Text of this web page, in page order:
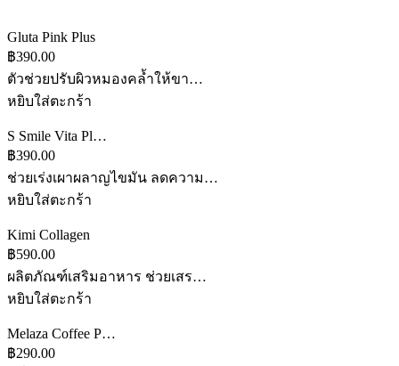
Gluta Pink Plus
฿390.00
ตัวช่วยปรับผิวหมองคล้ำให้ขา…
หยิบใส่ตะกร้า
S Smile Vita Pl…
฿390.00
ช่วยเร่งเผาผลาญไขมัน ลดความ…
หยิบใส่ตะกร้า
Kimi Collagen
฿590.00
ผลิตภัณฑ์เสริมอาหาร ช่วยเสร…
หยิบใส่ตะกร้า
Melaza Coffee P…
฿290.00